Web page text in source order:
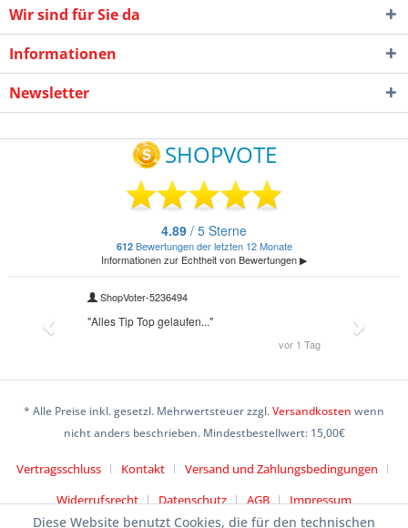
Wir sind für Sie da
Informationen
Newsletter
* Alle Preise inkl. gesetzl. Mehrwertsteuer zzgl.Versandkosten wenn
nicht anders beschrieben. Mindestbestellwert: 15,00€
Vertragsschluss Kontakt
Versand und Zahlungsbedingungen
Widerrufsrecht
Datenschutz AGB Impressum
Diese Website benutzt Cookies, die für den technischen